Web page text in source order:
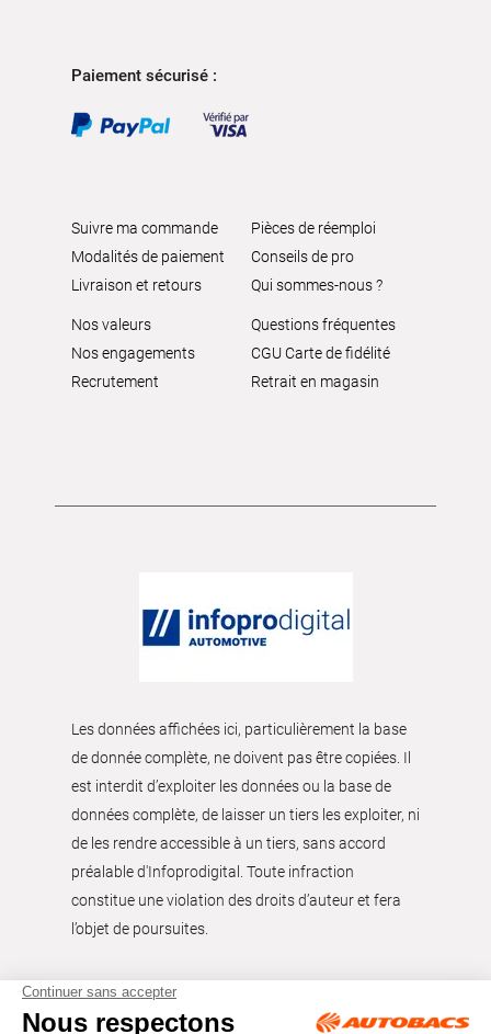
Paiement sécurisé :
Suivre ma commande
Modalités de paiement
Livraison et retours
Pièces de réemploi
Conseils de pro
Qui sommes-nous ?
Nos valeurs
Nos engagements
Recrutement
Questions fréquentes
CGU Carte de fidélité
Retrait en magasin
Les données affichées ici, particulièrement la base
de donnée complète, ne doivent pas être copiées. Il
est interdit d’exploiter les données ou la base de
données complète, de laisser un tiers les exploiter, ni
de les rendre accessible à un tiers, sans accord
préalable d'Infoprodigital. Toute infraction
constitue une violation des droits d’auteur et fera
l’objet de poursuites.